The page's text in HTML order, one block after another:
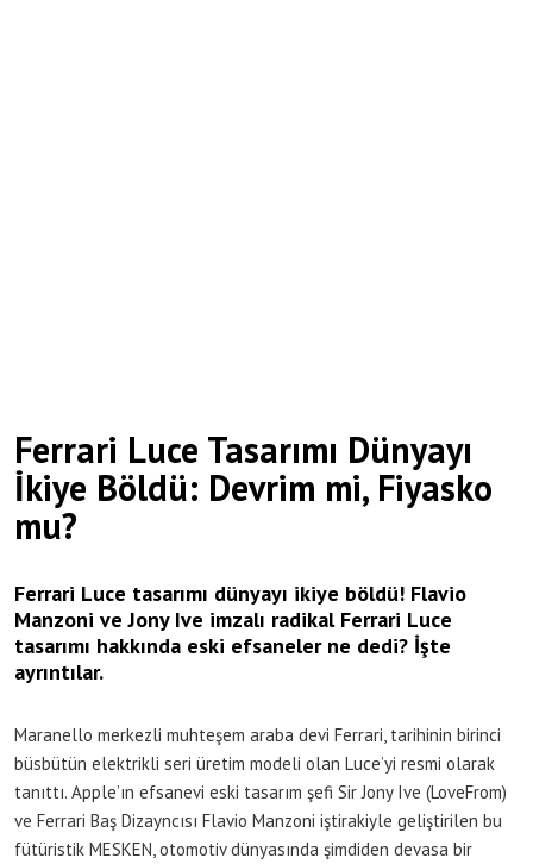
Ferrari Luce Tasarımı Dünyayı
İkiye Böldü: Devrim mi, Fiyasko
mu?
Ferrari Luce tasarımı dünyayı ikiye böldü! Flavio
Manzoni ve Jony Ive imzalı radikal Ferrari Luce
tasarımı hakkında eski efsaneler ne dedi? İşte
ayrıntılar.
Maranello merkezli muhteşem araba devi Ferrari, tarihinin birinci
büsbütün elektrikli seri üretim modeli olan Luce’yi resmi olarak
tanıttı. Apple’ın efsanevi eski tasarım şefi Sir Jony Ive (LoveFrom)
ve Ferrari Baş Dizayncısı Flavio Manzoni iştirakiyle geliştirilen bu
fütüristik MESKEN, otomotiv dünyasında şimdiden devasa bir